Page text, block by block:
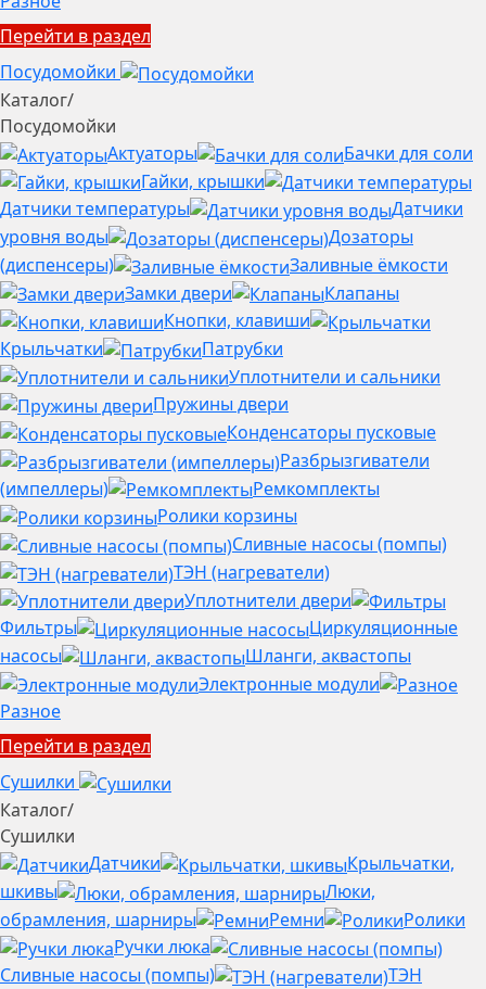
Перейти в раздел
Посудомойки
Каталог/
Посудомойки
Актуаторы
Бачки для соли
Гайки, крышки
Датчики температуры
Датчики
уровня воды
Дозаторы
(диспенсеры)
Заливные ёмкости
Замки двери
Клапаны
Кнопки, клавиши
Крыльчатки
Патрубки
Уплотнители и сальники
Пружины двери
Конденсаторы пусковые
Разбрызгиватели
(импеллеры)
Ремкомплекты
Ролики корзины
Сливные насосы (помпы)
ТЭН (нагреватели)
Уплотнители двери
Фильтры
Циркуляционные
насосы
Шланги, аквастопы
Электронные модули
Разное
Перейти в раздел
Сушилки
Каталог/
Сушилки
Датчики
Крыльчатки,
шкивы
Люки,
обрамления, шарниры
Ремни
Ролики
Ручки люка
Сливные насосы (помпы)
ТЭН